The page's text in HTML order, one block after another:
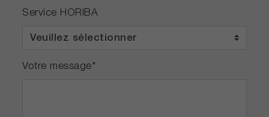
Service HORIBA
Votre message*